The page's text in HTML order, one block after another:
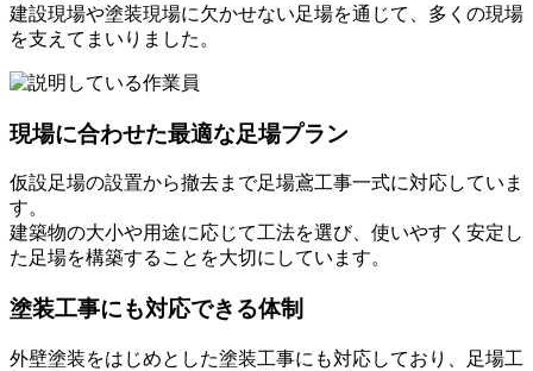
建設現場や塗装現場に欠かせない足場を通じて、多くの現場
を支えてまいりました。
現場に合わせた最適な足場プラン
仮設足場の設置から撤去まで足場鳶工事一式に対応していま
す。
建築物の大小や用途に応じて工法を選び、使いやすく安定し
た足場を構築することを大切にしています。
塗装工事にも対応できる体制
外壁塗装をはじめとした塗装工事にも対応しており、足場工